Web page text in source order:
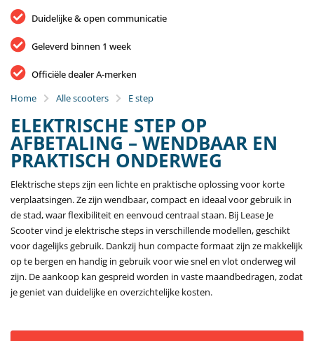
Duidelijke & open communicatie
Geleverd binnen 1 week
Officiële dealer A-merken
Home
Alle scooters E step
ELEKTRISCHE STEP OP
AFBETALING – WENDBAAR EN
PRAKTISCH ONDERWEG
Elektrische steps zijn een lichte en praktische oplossing voor korte
verplaatsingen. Ze zijn wendbaar, compact en ideaal voor gebruik in
de stad, waar flexibiliteit en eenvoud centraal staan. Bij Lease Je
Scooter vind je elektrische steps in verschillende modellen, geschikt
voor dagelijks gebruik. Dankzij hun compacte formaat zijn ze makkelijk
op te bergen en handig in gebruik voor wie snel en vlot onderweg wil
zijn. De aankoop kan gespreid worden in vaste maandbedragen, zodat
je geniet van duidelijke en overzichtelijke kosten.